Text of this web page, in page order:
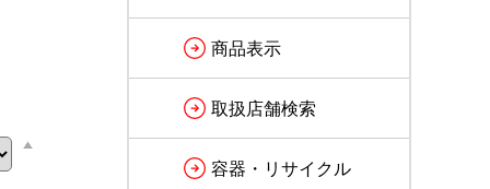
商品表示
取扱店舗検索
容器・リサイクル